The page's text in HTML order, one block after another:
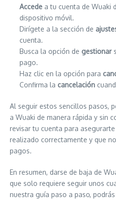
Accede a tu cuenta de Wuaki
dispositivo móvil.
Dirígete a la sección de
cuenta.
Busca la opción de gestionar
pago.
Haz clic en la opción para
Confirma la cancelación
Al seguir estos sencillos pasos,
a Wuaki de manera rápida y sin
revisar tu cuenta para
realizado correctamente y que
pagos.
En resumen, darse de baja de
que solo requiere seguir unos
nuestra guía paso a paso,